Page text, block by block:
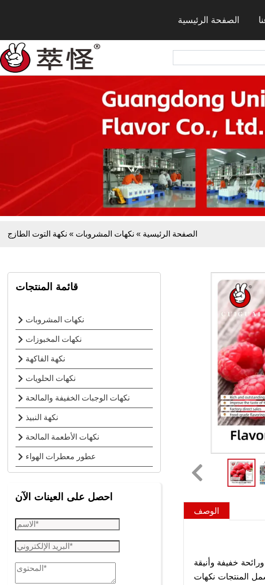
الصفحة الرئيسية
الصفحة الرئيسية » نكهات المشروبات » نكهة التوت الطازج
قائمة المنتجات
نكهات المشروبات
نكهات المخبوزات
نكهة الفاكهة
نكهات الحلويات
نكهات الوجبات الخفيفة والمالحة
نكهة النبيذ
نكهات الأطعمة المالحة
عطور معطرات الهواء
احصل على العينات الآن
الوصف
خفيفة وأنيقة.
المنتجات نكهات